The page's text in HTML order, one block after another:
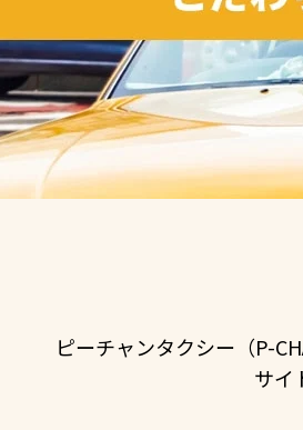
ピーチャンタクシー（P-
サイ